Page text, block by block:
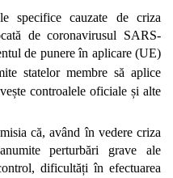
specifice cauzate de criza
de coronavirusul SARS-
de punere în aplicare (UE)
statelor membre să aplice
controalele oficiale și alte
că, având în vedere criza
perturbări grave ale
dificultăți în efectuarea